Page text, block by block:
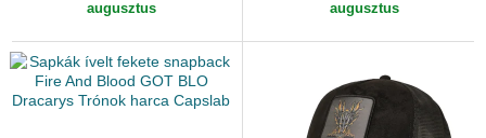
augusztus
augusztus